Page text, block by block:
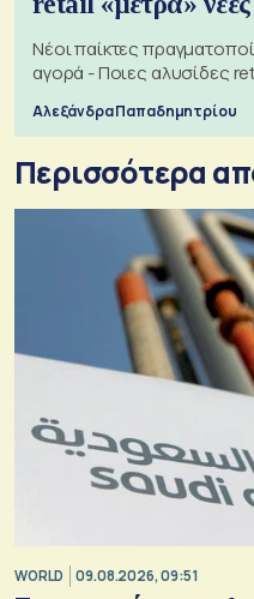
Νέοι παίκτες
αγορά - Ποιες αλυσίδες
Αλεξάνδρα Παπαδημητρίου
Περισσότερα
WORLD 09.08.2026, 09:51